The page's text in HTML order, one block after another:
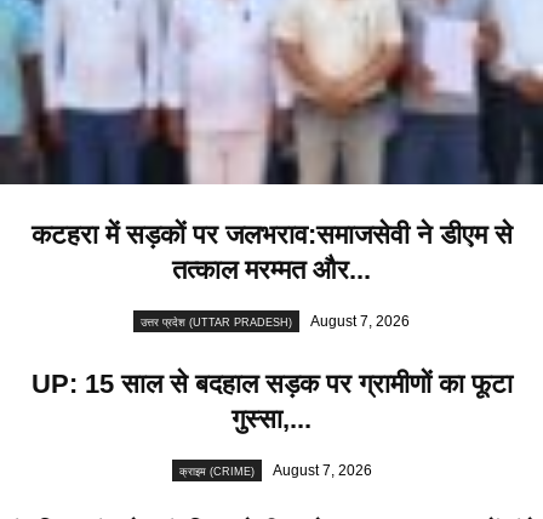
कटहरा में सड़कों पर जलभराव:समाजसेवी ने डीएम से
तत्काल मरम्मत और...
उत्तर प्रदेश (UTTAR PRADESH) August 7, 2026
UP: 15 साल से बदहाल सड़क पर ग्रामीणों का फूटा
गुस्सा,...
क्राइम (CRIME) August 7, 2026